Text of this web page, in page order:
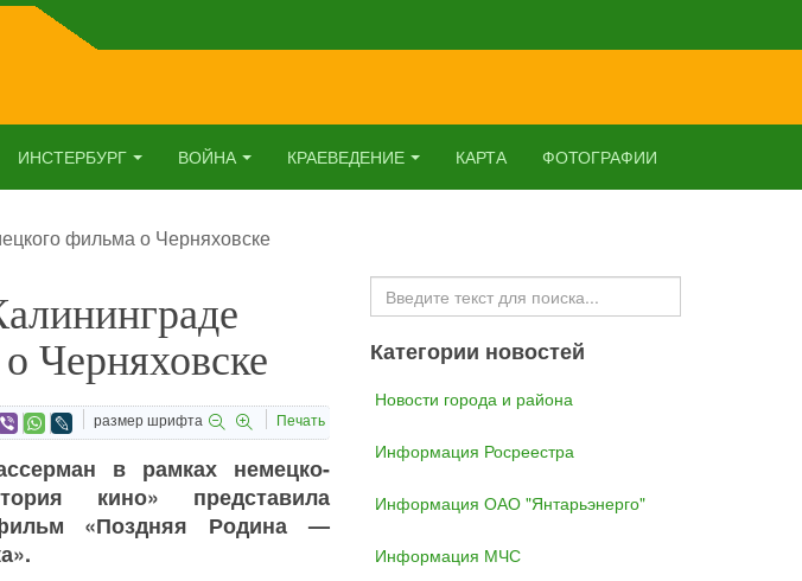
ИНСТЕРБУРГ ВОЙНА КРАЕВЕДЕНИЕ КАРТА ФОТОГРАФИИ
фильма о Черняховске
Черняховске
размер шрифта Печать
в рамках немецко-
кино» представила
«Поздняя Родина —
Искать...
Категории новостей
Новости города и района
Информация Росреестра
Информация ОАО "Янтарьэнерго"
Информация МЧС